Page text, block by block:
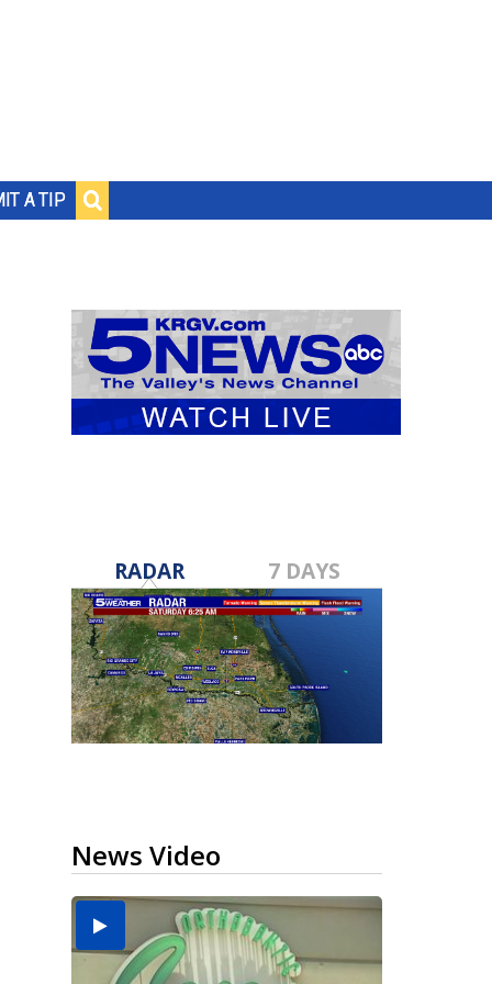
A TIP
RADAR 7 DAYS
News Video